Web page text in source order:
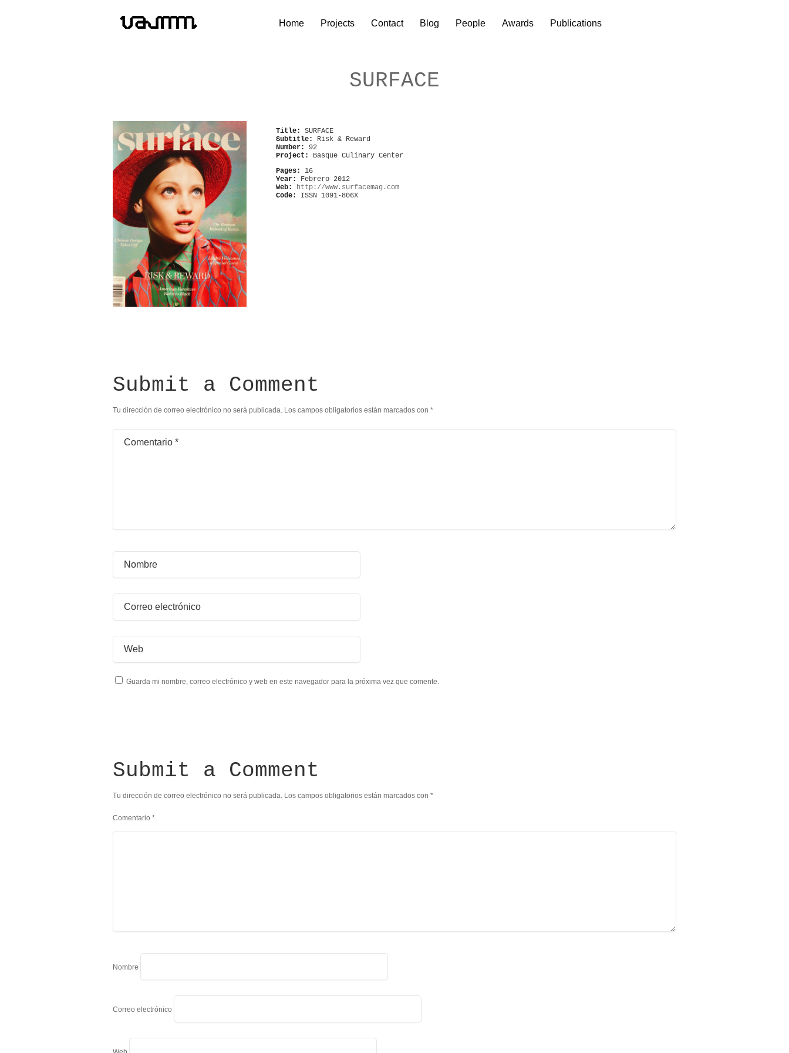
Home Projects Contact Blog People Awards Publications
SURFACE
Title: SURFACE
Subtitle: Risk & Reward
Number: 92
Project: Basque Culinary Center
Pages: 16
Year: Febrero 2012
Web: http://www.surfacemag.com
Code: ISSN 1091-806X
Submit a Comment
Tu dirección de correo electrónico no será publicada. Los campos obligatorios están marcados con *
Guarda mi nombre, correo electrónico y web en este navegador para la próxima vez que comente.
Submit a Comment
Tu dirección de correo electrónico no será publicada. Los campos obligatorios están marcados con *
Comentario *
Nombre
Correo electrónico